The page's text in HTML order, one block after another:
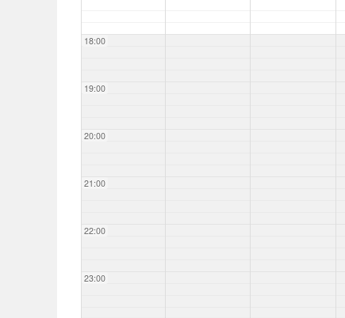
18:00
19:00
20:00
21:00
22:00
23:00